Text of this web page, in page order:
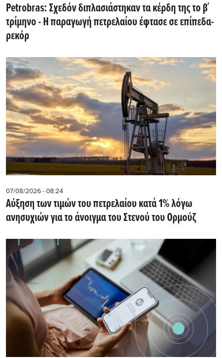
Petrobras: Σχεδόν διπλασιάστηκαν τα κέρδη της το β΄
τρίμηνο - Η παραγωγή πετρελαίου έφτασε σε επίπεδα-
ρεκόρ
07/08/2026 - 08:24
Αύξηση των τιμών του πετρελαίου κατά 1% λόγω
ανησυχιών για το άνοιγμα του Στενού του Ορμούζ